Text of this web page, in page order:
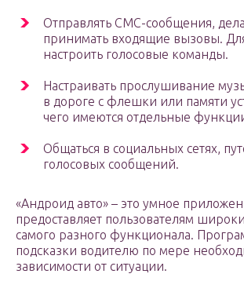
Отправлять СМС-сообщения,
принимать входящие вызовы.
настроить голосовые команды.
Настраивать прослушивание
в дороге с флешки или памяти
чего имеются отдельные
Общаться в социальных сетях,
голосовых сообщений.
«Андроид авто» – это умное
предоставляет пользователям
самого разного функционала.
подсказки водителю по мере
зависимости от ситуации.